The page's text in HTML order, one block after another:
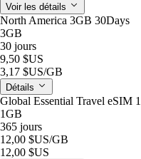
Voir les détails
North America 3GB 30Days
3GB
30 jours
9,50 $US
3,17 $US/GB
Détails
Global Essential Travel eSIM
1GB
365 jours
12,00 $US/GB
12,00 $US